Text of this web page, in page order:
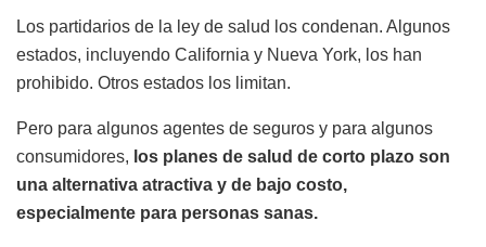
Los partidarios de la ley de salud los condenan. Algunos
estados, incluyendo California y Nueva York, los han
prohibido. Otros estados los limitan.
Pero para algunos agentes de seguros y para algunos
consumidores, los planes de salud de corto plazo son
una alternativa atractiva y de bajo costo,
especialmente para personas sanas.